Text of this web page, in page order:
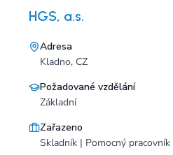
HGS, a.s.
Adresa
Kladno, CZ
Požadované vzdělání
Základní
Zařazeno
Skladník | Pomocný pracovník